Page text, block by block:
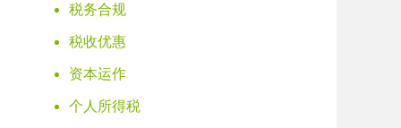
税务合规
税收优惠
资本运作
个人所得税